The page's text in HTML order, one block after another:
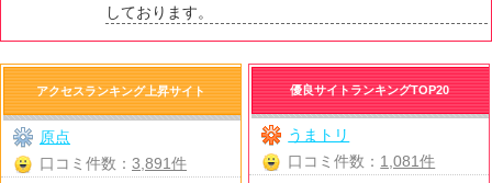
しております。
優良サイトランキングTOP20
うまトリ
口コミ件数： 1,081件
アクセスランキング上昇サイト
原点
口コミ件数： 3,891件